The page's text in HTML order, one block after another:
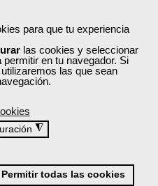
para que tu experiencia
las cookies y seleccionar
en tu navegador. Si
las que sean
◮
Permitir todas las cookies